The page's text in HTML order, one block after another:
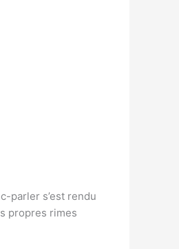
parler s’est rendu
propres rimes